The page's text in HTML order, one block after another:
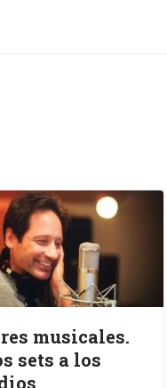
musicales.
sets a los